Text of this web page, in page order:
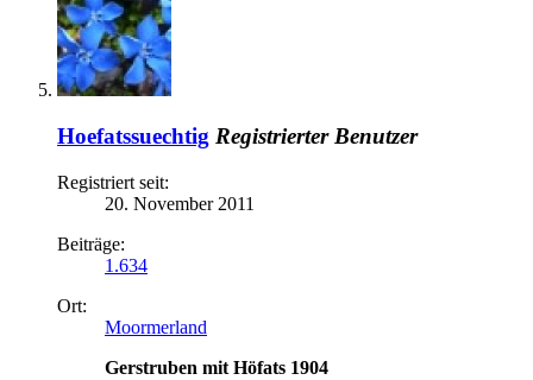
Hoefatssuechtig Registrierter Benutzer
Registriert seit:
20. November 2011
Beiträge:
1.634
Ort:
Moormerland
Gerstruben mit Höfats 1904